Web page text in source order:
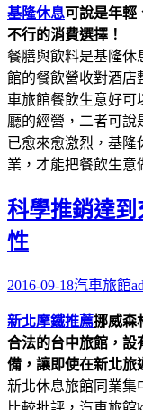
基隆休息可說是年輕
不行的消費選擇！
餐膳與飲料是基隆休
館的餐飲營收對酒店
車旅館餐飲生意好可
廳的經營，二者可說
已愈來愈激烈，基隆
業，才能把餐飲生意
科學推銷達
性
2016-09-18汽車旅館
新北摩鐵推薦挪威森
合法的台中旅館，設
備，讓即使在新北旅
新北休息旅館同業集